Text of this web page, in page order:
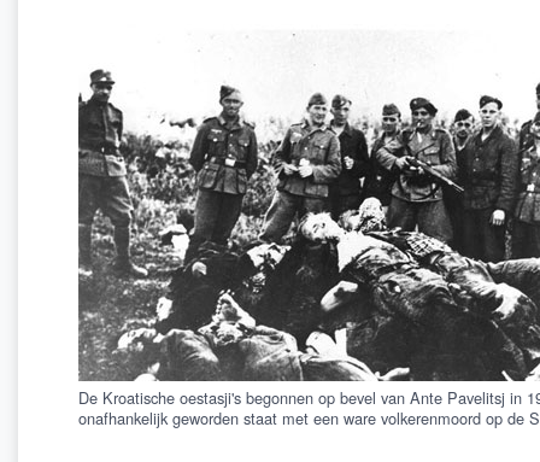
De Kroatische oestasji's begonnen op bevel van Ante Pavelitsj in
onafhankelijk geworden staat met een ware volkerenmoord op de